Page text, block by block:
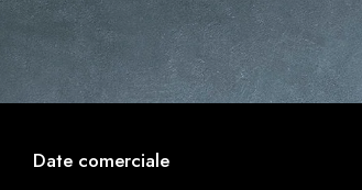
Date comerciale